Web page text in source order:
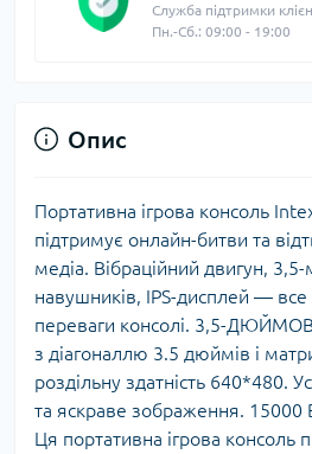
Служба підтримки
Пн.-Сб.: 09:00 - 19:00
Опис
Портативна ігрова консоль
підтримує онлайн-битви та
медіа. Вібраційний двигун,
навушників, IPS-дисплей — все
переваги консолі. 3,5-
з діагоналлю 3.5 дюймів і
роздільну здатність 640*480.
та яскраве зображення.
Ця портативна ігрова консоль